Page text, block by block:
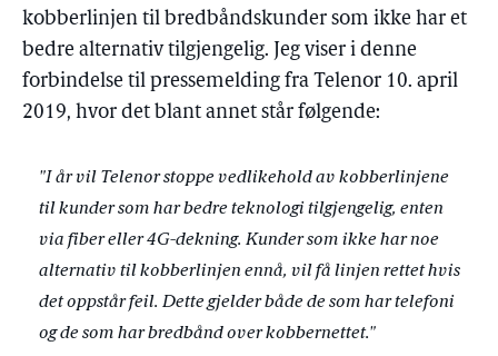
kobberlinjen til bredbåndskunder som ikke har et
bedre alternativ tilgjengelig. Jeg viser i denne
forbindelse til pressemelding fra Telenor 10. april
2019, hvor det blant annet står følgende:
"I år vil Telenor stoppe vedlikehold av kobberlinjene
til kunder som har bedre teknologi tilgjengelig, enten
via fiber eller 4G-dekning. Kunder som ikke har noe
alternativ til kobberlinjen ennå, vil få linjen rettet hvis
det oppstår feil. Dette gjelder både de som har telefoni
og de som har bredbånd over kobbernettet."